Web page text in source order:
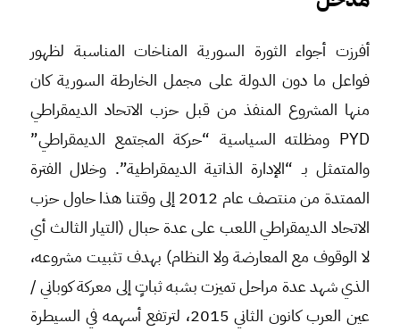
أفرزت أجواء الثورة السورية المناخات المناسبة لظهور
فواعل ما دون الدولة على مجمل الخارطة السورية كان
منها المشروع المنفذ من قبل حزب الاتحاد الديمقراطي
PYD ومظلته السياسية “حركة المجتمع الديمقراطي”
والمتمثل بـ “الإدارة الذاتية الديمقراطية”. وخلال الفترة
الممتدة من منتصف عام 2012 إلى وقتنا هذا حاول حزب
الاتحاد الديمقراطي اللعب على عدة حبال (التيار الثالث أي
لا الوقوف مع المعارضة ولا النظام) بهدف تثبيت مشروعه،
الذي شهد عدة مراحل تميزت بشبه ثباتٍ إلى معركة كوباني /
عين العرب كانون الثاني 2015، لترتفع أسهمه في السيطرة